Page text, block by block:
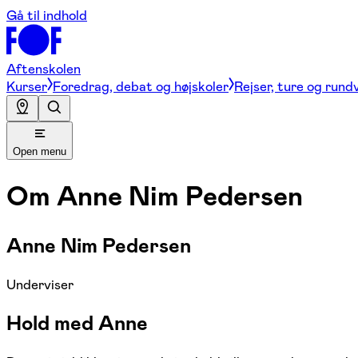
Gå til indhold
Aftenskolen
Kurser Foredrag, debat og højskoler Rejser, ture og
Open menu
Om Anne Nim Pedersen
Anne Nim Pedersen
Underviser
Hold med Anne